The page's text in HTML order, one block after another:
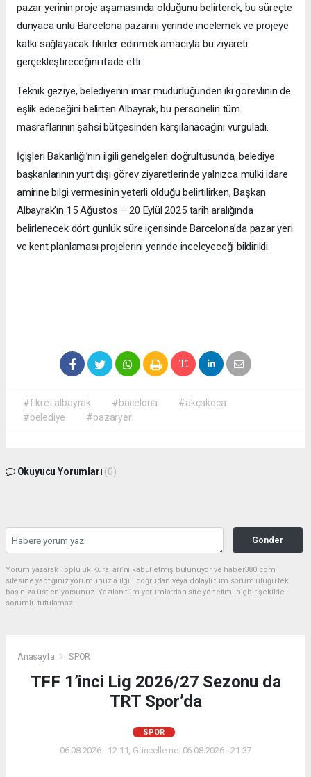
pazar yerinin proje aşamasında olduğunu belirterek, bu süreçte
dünyaca ünlü Barcelona pazarını yerinde incelemek ve projeye
katkı sağlayacak fikirler edinmek amacıyla bu ziyareti
gerçekleştireceğini ifade etti.
Teknik geziye, belediyenin imar müdürlüğünden iki görevlinin de
eşlik edeceğini belirten Albayrak, bu personelin tüm
masraflarının şahsi bütçesinden karşılanacağını vurguladı.
İçişleri Bakanlığı’nın ilgili genelgeleri doğrultusunda, belediye
başkanlarının yurt dışı görev ziyaretlerinde yalnızca mülki idare
amirine bilgi vermesinin yeterli olduğu belirtilirken, Başkan
Albayrak’ın 15 Ağustos – 20 Eylül 2025 tarih aralığında
belirlenecek dört günlük süre içerisinde Barcelona’da pazar yeri
ve kent planlaması projelerini yerinde inceleyeceği bildirildi.
#fikret albayrak #bacelona
#akçakoca
#belediye
#pazaryeri
Okuyucu Yorumları (0)
Gönder
Yorum yazarak Topluluk Kuralları’nı kabul etmiş bulunuyor ve haber380.com
sitesine yaptığınız yorumunuzla ilgili doğrudan veya dolaylı tüm sorumluluğu tek
başınıza üstleniyorsunuz. Yazılan tüm yorumlardan site yönetimi hiçbir şekilde
sorumlu tutulamaz.
Anasayfa SPOR
TFF 1’inci Lig 2026/27 Sezonu da
TRT Spor’da
SPOR
06.08.2026 - 12:11, Güncelleme: 06.08.2026 - 21:37